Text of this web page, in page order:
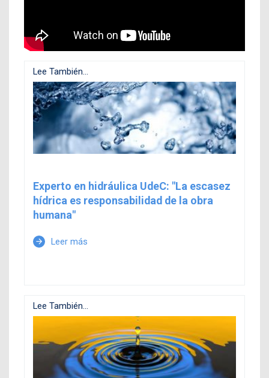
Lee También...
Experto en hidráulica UdeC: "La escasez
hídrica es responsabilidad de la obra
humana"
arrow_forward Leer más
Lee También...